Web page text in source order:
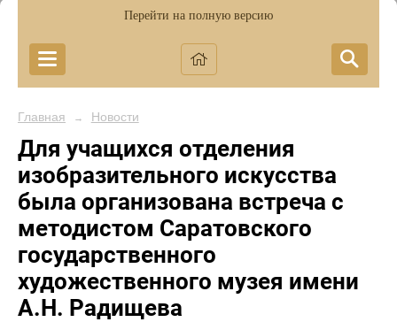
Перейти на полную версию
Главная → Новости
Для учащихся отделения
изобразительного искусства
была организована встреча с
методистом Саратовского
государственного
художественного музея имени
А.Н. Радищева